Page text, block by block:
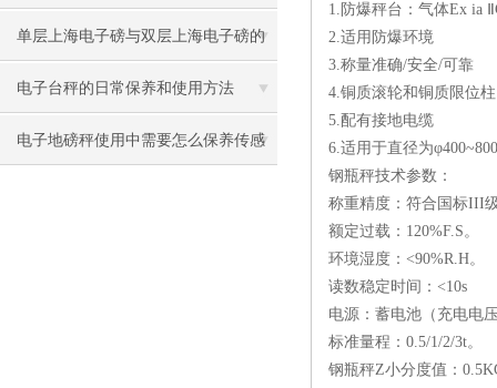
单层上海电子磅与双层上海电子磅的
区别
电子台秤的日常保养和使用方法
电子地磅秤使用中需要怎么保养传感
1.防爆秤台：气体Ex ia
2.适用防爆环境
3.称量准确/安全/可靠
4.铜质滚轮和铜质限位柱
5.配有接地电缆
6.适用于直径为
钢瓶秤技术参数：
称重精度：符合国标III
额定过载：120%F.S。
环境湿度：<90%R.H。
读数稳定时间：<10s
电源：蓄电池（充电电
标准量程：0.5/1/2/3t。
钢瓶秤Z小分度值：